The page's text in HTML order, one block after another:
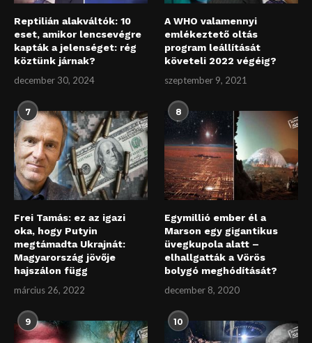
Reptilián alakváltók: 10
eset, amikor lencsevégre
kapták a jelenséget: rég
köztünk járnak?
december 30, 2024
A WHO valamennyi
emlékeztető oltás
program leállítását
követeli 2022 végéig?
szeptember 9, 2021
7
Frei Tamás: ez az igazi
oka, hogy Putyin
megtámadta Ukrajnát:
Magyarország jövője
hajszálon függ
március 26, 2022
8
Egymillió ember él a
Marson egy gigantikus
üvegkupola alatt –
elhallgatták a Vörös
bolygó meghódítását?
december 8, 2020
9 10